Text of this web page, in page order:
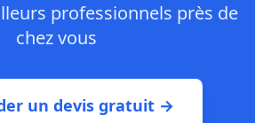
professionnels près de
chez vous
un devis gratuit →